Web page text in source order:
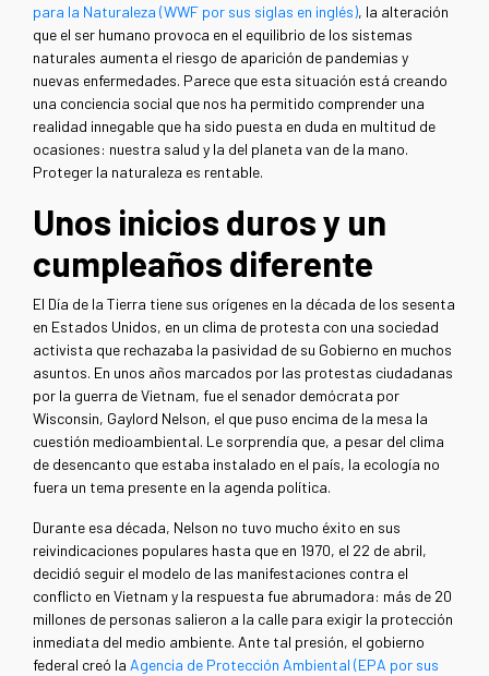
para la Naturaleza (WWF por sus siglas en inglés), la alteración
que el ser humano provoca en el equilibrio de los sistemas
naturales aumenta el riesgo de aparición de pandemias y
nuevas enfermedades. Parece que esta situación está creando
una conciencia social que nos ha permitido comprender una
realidad innegable que ha sido puesta en duda en multitud de
ocasiones: nuestra salud y la del planeta van de la mano.
Proteger la naturaleza es rentable.
Unos inicios duros y un
cumpleaños diferente
El Día de la Tierra tiene sus orígenes en la década de los sesenta
en Estados Unidos, en un clima de protesta con una sociedad
activista que rechazaba la pasividad de su Gobierno en muchos
asuntos. En unos años marcados por las protestas ciudadanas
por la guerra de Vietnam, fue el senador demócrata por
Wisconsin, Gaylord Nelson, el que puso encima de la mesa la
cuestión medioambiental. Le sorprendía que, a pesar del clima
de desencanto que estaba instalado en el país, la ecología no
fuera un tema presente en la agenda política.
Durante esa década, Nelson no tuvo mucho éxito en sus
reivindicaciones populares hasta que en 1970, el 22 de abril,
decidió seguir el modelo de las manifestaciones contra el
conflicto en Vietnam y la respuesta fue abrumadora: más de 20
millones de personas salieron a la calle para exigir la protección
inmediata del medio ambiente. Ante tal presión, el gobierno
federal creó la Agencia de Protección Ambiental (EPA por sus